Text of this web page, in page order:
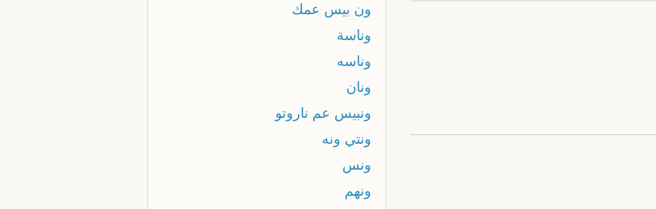
ون بيس عمك
وناسة
وناسه
ونان
ونبيس عم ناروتو
ونتي ونه
ونس
ونهم